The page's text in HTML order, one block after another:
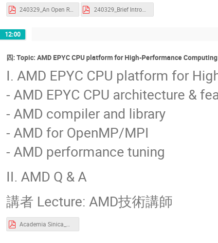
240329_An Open Repository for FAIR Data — Introduction to depositar.pdf 240329_Brief Introduction to Research data management _EN.pdf
12:00
四: Topic: AMD EPYC CPU platform for High-Performance Computing
I. AMD EPYC CPU platform for
- AMD EPYC CPU architecture &
- AMD compiler and library
- AMD for OpenMP/MPI
- AMD performance tuning
II. AMD Q & A
講者 Lecture: AMD技術講師
Academia Sinica_HPC workshop.pdf